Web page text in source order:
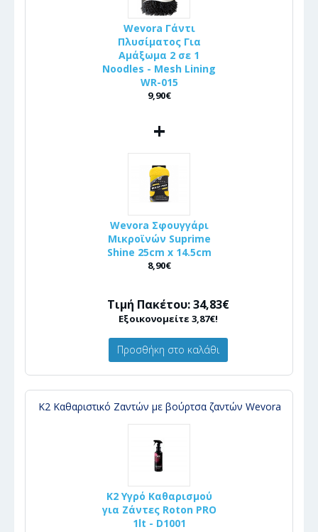
Wevora Γάντι
Πλυσίματος Για
Αμάξωμα 2 σε 1
Noodles - Mesh Lining
WR-015
9,90€
+
Wevora Σφουγγάρι
Μικροϊνών Suprime
Shine 25cm x 14.5cm
8,90€
Τιμή Πακέτου: 34,83€
Εξοικονομείτε 3,87€!
Προσθήκη στο καλάθι
K2 Καθαριστικό Ζαντών με βούρτσα ζαντών Wevora
K2 Υγρό Καθαρισμού
για Ζάντες Roton PRO
1lt - D1001